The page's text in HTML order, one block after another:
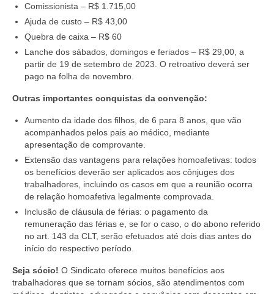
Colônia de férias
Refeitórios
Convênios
Dependentes
Benefício Social Familiar
FIQUE POR DENTRO
Notícias
Vídeos
Publicações
Editais
Links Úteis
Perguntas frequentes
Comissionista – R$ 1.715,00
Ajuda de custo – R$ 43,00
Quebra de caixa – R$ 60
Lanche dos sábados, domingos e feriados – R$ 29,00, a
partir de 19 de setembro de 2023. O retroativo deverá ser
pago na folha de novembro.
Outras importantes conquistas da convenção:
Aumento da idade dos filhos, de 6 para 8 anos, que vão
acompanhados pelos pais ao médico, mediante
apresentação de comprovante.
Extensão das vantagens para relações homoafetivas: todos
os benefícios deverão ser aplicados aos cônjuges dos
trabalhadores, incluindo os casos em que a reunião ocorra
de relação homoafetiva legalmente comprovada.
Inclusão de cláusula de férias: o pagamento da
remuneração das férias e, se for o caso, o do abono referido
no art. 143 da CLT, serão efetuados até dois dias antes do
início do respectivo período.
Seja sócio! O Sindicato oferece muitos benefícios aos
trabalhadores que se tornam sócios, são atendimentos com